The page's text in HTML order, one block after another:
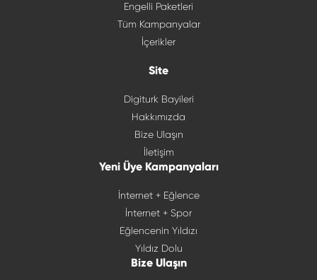
Engelli Paketleri
Tüm Kampanyalar
İçerikler
Site
Digiturk Bayileri
Hakkımızda
Bize Ulaşın
İletişim
Yeni Üye Kampanyaları
İnternet + Eğlence
İnternet + Spor
Eğlencenin Yıldızı
Yıldız Dolu
Bize Ulaşın